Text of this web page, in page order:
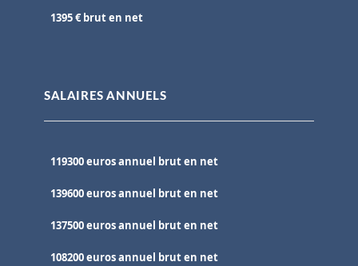
1395 € brut en net
SALAIRES ANNUELS
119300 euros annuel brut en net
139600 euros annuel brut en net
137500 euros annuel brut en net
108200 euros annuel brut en net